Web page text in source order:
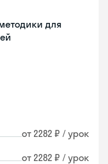
для
от 2282 ₽ / урок
от 2282 ₽ / урок